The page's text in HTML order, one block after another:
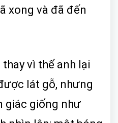
xong và đã đến
vì thế anh lại
lát gỗ, nhưng
giác giống như